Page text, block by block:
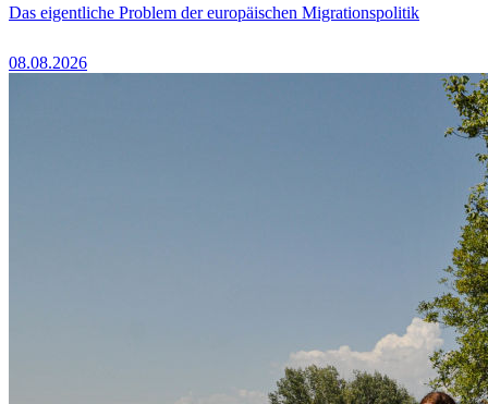
Das eigentliche Problem der europäischen Migrationspolitik
08.08.2026